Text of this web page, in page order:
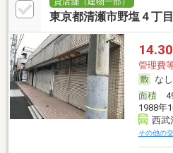
東京都清瀬市野塩４丁目
14.30
管理費
な
面積
1988年
西武
その他の